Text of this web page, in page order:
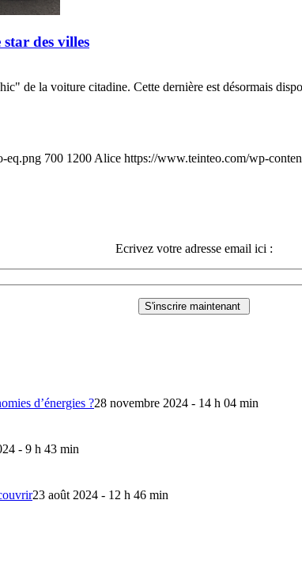
des villes
de la voiture citadine. Cette dernière est désormais
eq.png 700 1200 Alice https://www.teinteo.com/wp-
Ecrivez votre adresse email ici :
d’énergies ?28 novembre 2024 - 14 h 04 min
- 9 h 43 min
23 août 2024 - 12 h 46 min